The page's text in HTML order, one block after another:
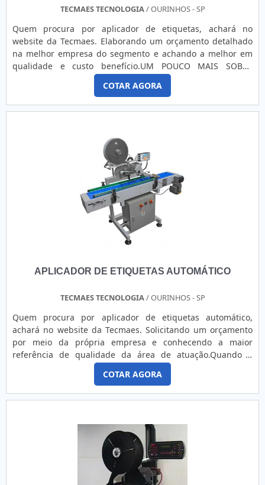
TECMAES TECNOLOGIA/ OURINHOS - SP
Quem procura por aplicador de etiquetas, achará no
website da Tecmaes. Elaborando um orçamento detalhado
na melhor empresa do segmento e achando a melhor em
qualidade e custo benefício.UM POUCO MAIS SOBRE
APLICADOR DE ETIQUETASSe alguém pesquisar aplicador
de etiquetas em uma empresa inovadora, encontra o site da
Tecmaes. Com grande know-how focado em fitas teflon para
seladoras e ribbons para impressão, oferecendo sempre a
COTAR AGORA
APLICADOR DE ETIQUETAS AUTOMÁTICO
TECMAES TECNOLOGIA/ OURINHOS - SP
Quem procura por aplicador de etiquetas automático,
achará no website da Tecmaes. Solicitando um orçamento
por meio da própria empresa e conhecendo a maior
referência de qualidade da área de atuação.Quando o
assunto é aplicador de etiquetas automático, com os
profissionais especializados da Tecmaes alcançará ótima
qualidade com melhores soluções em aplicadores de
etiquetas.UM POUCO MAIS SOBRE APLICADOR DE
COTAR AGORA